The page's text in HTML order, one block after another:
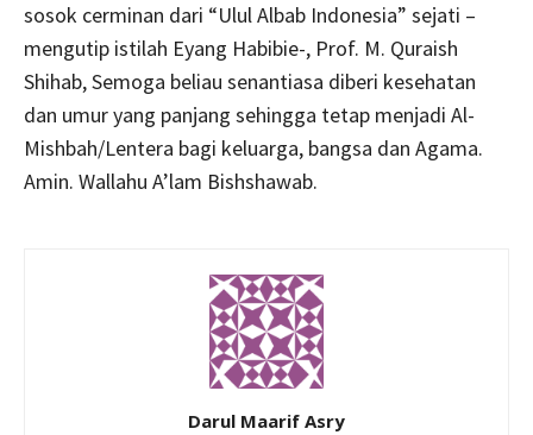
sosok cerminan dari “Ulul Albab Indonesia” sejati –
mengutip istilah Eyang Habibie-, Prof. M. Quraish
Shihab, Semoga beliau senantiasa diberi kesehatan
dan umur yang panjang sehingga tetap menjadi Al-
Mishbah/Lentera bagi keluarga, bangsa dan Agama.
Amin. Wallahu A’lam Bishshawab.
Darul Maarif Asry